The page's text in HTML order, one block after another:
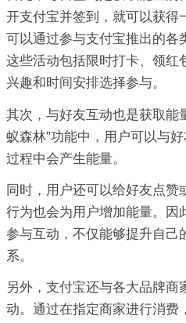
开支付宝并签到，就可以获得
可以通过参与支付宝推出的各
这些活动包括限时打卡、领红
兴趣和时间安排选择参与。
其次，与好友互动也是获取能
蚁森林”功能中，用户可以与
过程中会产生能量。
同时，用户还可以给好友点赞
行为也会为用户增加能量。因
参与互动，不仅能够提升自己
系。
另外，支付宝还与各大品牌商
动。通过在指定商家进行消费